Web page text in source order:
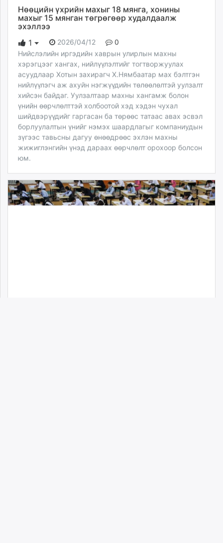
Нөөцийн үхрийн махыг 18 мянга, хонины
махыг 15 мянган төгрөгөөр худалдаалж
эхэллээ
1
2026/04/12
0
Нийслэлийн иргэдийн хаврын улирлын махны
хэрэгцээг хангах, нийлүүлэлтийг тогтворжуулах
асуудлаар Хотын захирагч Х.Нямбаатар мах бэлтгэн
нийлүүлэгч аж ахуйн нэгжүүдийн төлөөлөлтэй уулзалт
хийсэн байдаг. Уулзалтаар махны хангамж болон
үнийн өөрчлөлттэй холбоотой хэд хэдэн чухал
шийдвэрүүдийг гаргасан ба төрөөс татаас авах эсвэл
борлуулалтын үнийг нэмэх шаардлагыг компаниудын
зүгээс тавьсны дагуу өнөөдрөөс эхлэн махны
жижиглэнгийн үнэд дараах өөрчлөлт орохоор болсон
юм.